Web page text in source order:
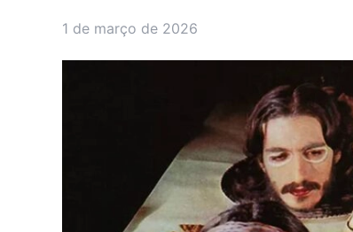
1 de março de 2026